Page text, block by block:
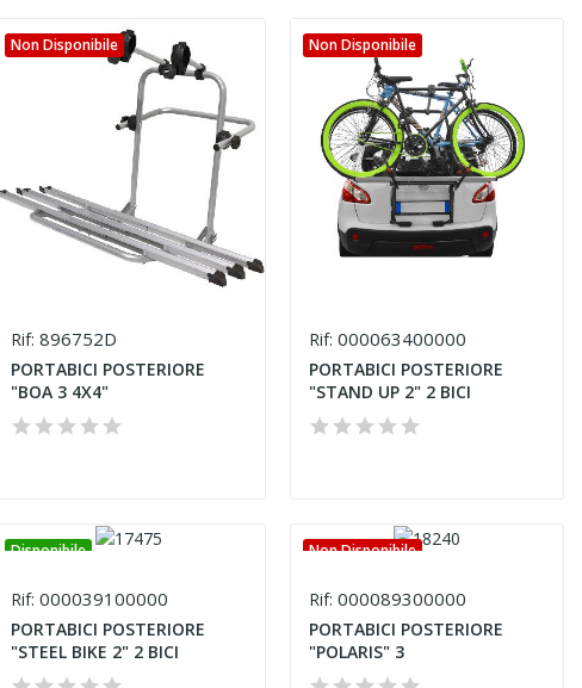
Non Disponibile
Rif: 896752D
PORTABICI POSTERIORE
"BOA 3 4X4"
Non Disponibile
Rif: 000063400000
PORTABICI POSTERIORE
"STAND UP 2" 2 BICI
Disponibile
Rif: 000039100000
PORTABICI POSTERIORE
"STEEL BIKE 2" 2 BICI
Non Disponibile
Rif: 000089300000
PORTABICI POSTERIORE
"POLARIS" 3